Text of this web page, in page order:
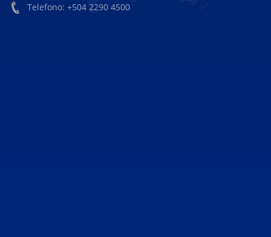
Telefono: +504 2290 4500